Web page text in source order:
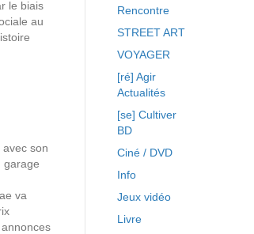
le biais
au
son
garage
va
Rencontre
STREET ART
VOYAGER
[ré] Agir
Actualités
[se] Cultiver
BD
Ciné / DVD
Info
Jeux vidéo
Livre